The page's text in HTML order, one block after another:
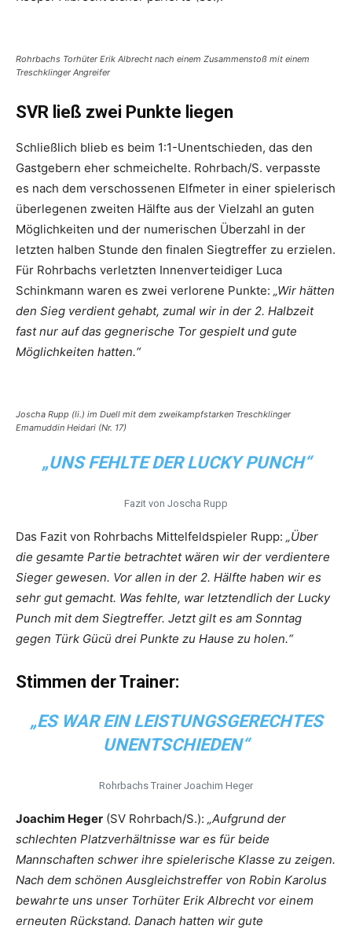
Rohrbachs Torhüter Erik Albrecht nach einem Zusammenstoß mit einem
Treschklinger Angreifer
SVR ließ zwei Punkte liegen
Schließlich blieb es beim 1:1-Unentschieden, das den
Gastgebern eher schmeichelte. Rohrbach/S. verpasste
es nach dem verschossenen Elfmeter in einer spielerisch
überlegenen zweiten Hälfte aus der Vielzahl an guten
Möglichkeiten und der numerischen Überzahl in der
letzten halben Stunde den finalen Siegtreffer zu erzielen.
Für Rohrbachs verletzten Innenverteidiger Luca
Schinkmann waren es zwei verlorene Punkte: „Wir hätten
den Sieg verdient gehabt, zumal wir in der 2. Halbzeit
fast nur auf das gegnerische Tor gespielt und gute
Möglichkeiten hatten.“
Joscha Rupp (li.) im Duell mit dem zweikampfstarken Treschklinger
Emamuddin Heidari (Nr. 17)
„UNS FEHLTE DER LUCKY PUNCH“
Fazit von Joscha Rupp
Das Fazit von Rohrbachs Mittelfeldspieler Rupp: „Über
die gesamte Partie betrachtet wären wir der verdientere
Sieger gewesen. Vor allen in der 2. Hälfte haben wir es
sehr gut gemacht. Was fehlte, war letztendlich der Lucky
Punch mit dem Siegtreffer. Jetzt gilt es am Sonntag
gegen Türk Gücü drei Punkte zu Hause zu holen.“
Stimmen der Trainer:
„ES WAR EIN LEISTUNGSGERECHTES
UNENTSCHIEDEN“
Rohrbachs Trainer Joachim Heger
Joachim Heger (SV Rohrbach/S.): „Aufgrund der
schlechten Platzverhältnisse war es für beide
Mannschaften schwer ihre spielerische Klasse zu zeigen.
Nach dem schönen Ausgleichstreffer von Robin Karolus
bewahrte uns unser Torhüter Erik Albrecht vor einem
erneuten Rückstand. Danach hatten wir gute